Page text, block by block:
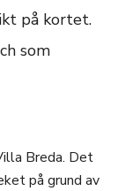
på kortet.
som
Breda. Det
på grund av